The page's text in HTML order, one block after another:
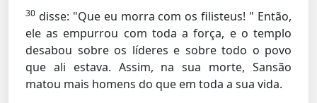
30 disse: "Que eu morra com os filisteus! " Então,
ele as empurrou com toda a força, e o templo
desabou sobre os líderes e sobre todo o povo
que ali estava. Assim, na sua morte, Sansão
matou mais homens do que em toda a sua vida.